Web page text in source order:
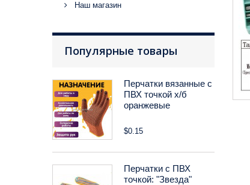
Наш магазин
Популярные товары
Перчатки вязанные с
ПВХ точкой х/б
оранжевые
$0.15
Перчатки с ПВХ
точкой: "Звезда"